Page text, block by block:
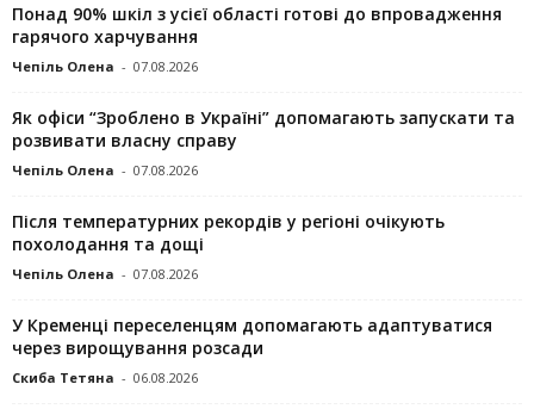
Понад 90% шкіл з усієї області готові до впровадження
гарячого харчування
Чепіль Олена - 07.08.2026
Як офіси “Зроблено в Україні” допомагають запускaти та
розвивати власну справу
Чепіль Олена - 07.08.2026
Після температурних рекордів у регіоні очікують
похолодання та дощі
Чепіль Олена - 07.08.2026
У Кременці переселенцям допомагають адаптуватися
через вирощування розсади
Скиба Тетяна - 06.08.2026